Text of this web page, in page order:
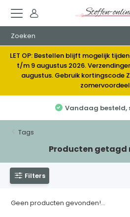
LET OP: Bestellen blijft mogelijk
t/m 9 augustus 2026.
augustus. Gebruik kortingscode
Vandaag besteld,
Tags
Producten getagd
Filters
Geen producten gevonden!...